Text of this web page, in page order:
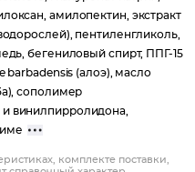
амилопектин, экстракт
пентиленгликоль,
бегениловый спирт, ППГ-15
barbadensis (алоэ), масло
сополимер
винилпирролидона,
комплекте поставки,